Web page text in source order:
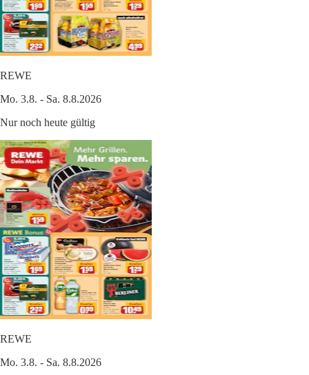
REWE
Mo. 3.8. - Sa. 8.8.2026
Nur noch heute gültig
REWE
Mo. 3.8. - Sa. 8.8.2026